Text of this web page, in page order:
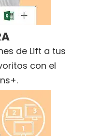
de Lift a tus
con el